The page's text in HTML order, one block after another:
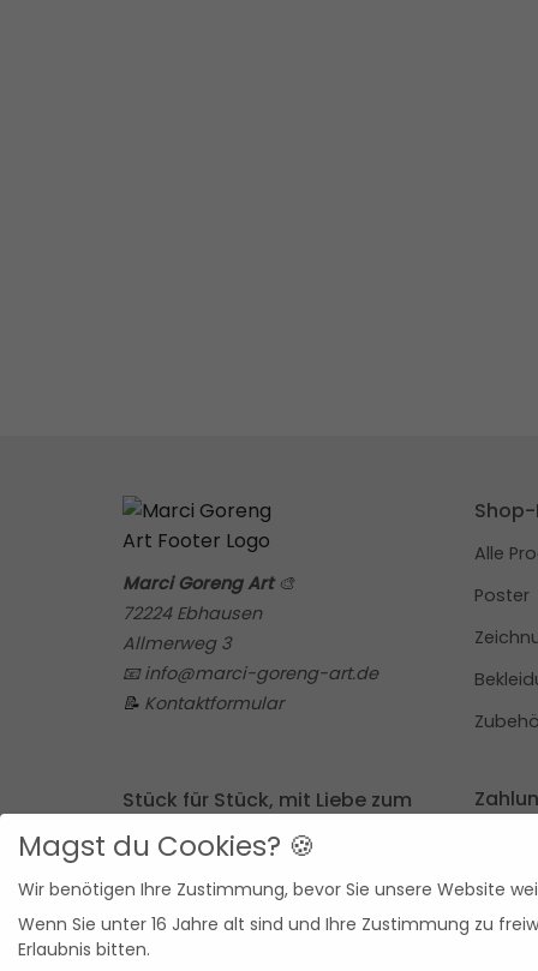
Marci Goreng Art🎨
72224 Ebhausen
Allmerweg 3
📧 info@marci-goreng-art.de
📝 Kontaktformular
Alle
Poster
Stück für Stück, mit Liebe zum
Detail.
Gutscheine gelten nur für interne Produkte und
Alle Preise ohne Mehrwertsteuer gemäß den
Regelungen für Kleinunternehmer nach §19 UStG.
Magst du Cookies? 🍪
Wir benötigen Ihre Zustimmung, bevor Sie unsere Website
Wenn Sie unter 16 Jahre alt sind und Ihre Zustimmung zu
Erlaubnis bitten.